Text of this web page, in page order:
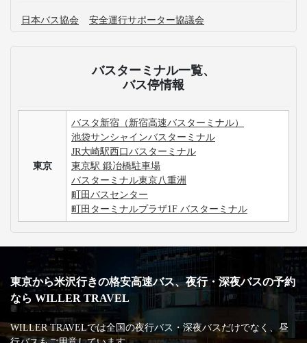
日本バス協会 安全運行サポーター協議会
バスターミナル一覧、
バス停情報
東京
バスタ新宿（新宿高速バスターミナル）
池袋サンシャインバスターミナル
JR大崎駅西口バスターミナル
東京駅 鍛冶橋駐車場
バスターミナル東京八重洲
町田バスセンター
町田ターミナルプラザ1F バスターミナル
東京から米沢行きの格安高速バス、夜行・深夜バスの予約
なら WILLER TRAVEL
WILLER TRAVELでは全国の夜行バス・深夜バスだけでなく、昼